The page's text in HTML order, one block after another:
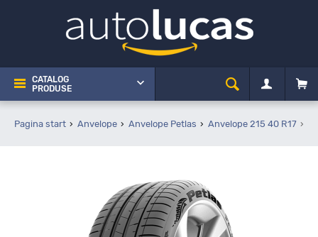
CATALOG
PRODUSE
Pagina start Anvelope Anvelope Petlas Anvelope 215 40 R17